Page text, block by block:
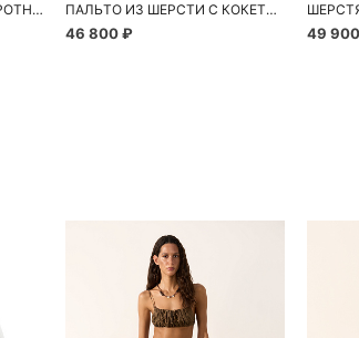
КОРОТКИЙ БОМБЕР С ВОРОТНИКОМ-СТОЙКОЙ ПАЛЬТО ИЗ ШЕРСТИ С КОКЕТКОЙ
46 800 ₽ 49